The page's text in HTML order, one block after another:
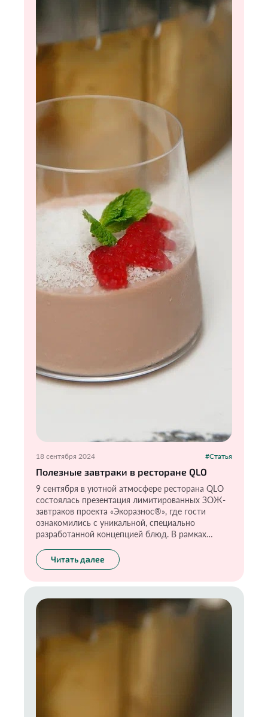
18 сентября 2024 #Статья
Полезные завтраки в ресторане QLO
9 сентября в уютной атмосфере ресторана QLO
состоялась презентация лимитированных ЗОЖ-
завтраков проекта «Экоразнос®️», где гости
ознакомились с уникальной, специально
разработанной концепцией блюд. В рамках
получили приятные подарки от брендов-
партнеров акции «Краснополянская косметика» и
Читать далее